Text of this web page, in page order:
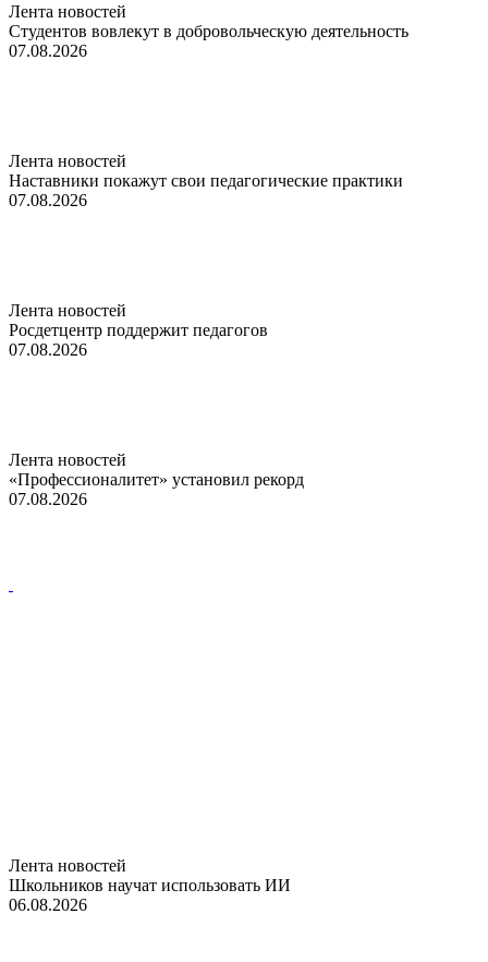
Лента новостей
Студентов вовлекут в добровольческую деятельность
07.08.2026
Лента новостей
Наставники покажут свои педагогические практики
07.08.2026
Лента новостей
Росдетцентр поддержит педагогов
07.08.2026
Лента новостей
«Профессионалитет» установил рекорд
07.08.2026
Лента новостей
Школьников научат использовать ИИ
06.08.2026